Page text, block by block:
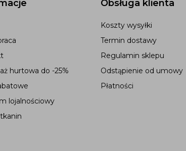
hurtowa do -25%
lojalnościowy
Obsługa klienta
Koszty wysyłki
Termin dostawy
Regulamin sklepu
Odstąpienie od umowy
Płatności